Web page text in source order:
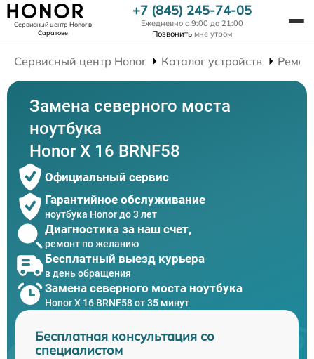
Сервисный центр Honorв
Саратове
+7 (845) 245-74-05
Ежедневно с 9:00 до 21:00
Позвонить мне утром
Сервисный центр Honor Каталог устройств
Замена северного моста
ноутбука
Honor X 16 BRNF58
Официальный сервис
Гарантийное обслуживание
ноутбука Honor до 3 лет
Диагностика за наш счет,
ремонт по желанию
Бесплатный выезд курьера
в день обращения
Замена северного моста ноутбука
Honor X 16 BRNF58 от 35 минут
Бесплатная консультация со
специалистом